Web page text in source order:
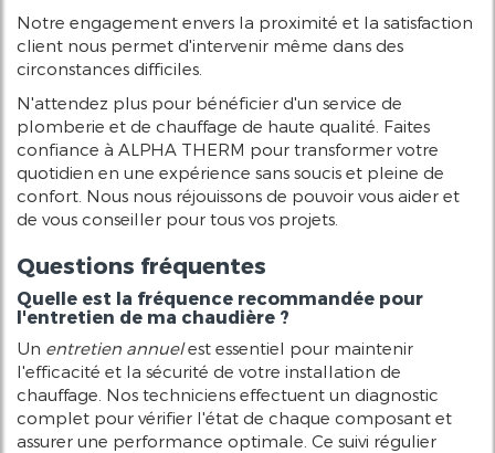
Notre engagement envers la proximité et la satisfaction
client nous permet d'intervenir même dans des
circonstances difficiles.
N'attendez plus pour bénéficier d'un service de
plomberie et de chauffage de haute qualité. Faites
confiance à ALPHA THERM pour transformer votre
quotidien en une expérience sans soucis et pleine de
confort. Nous nous réjouissons de pouvoir vous aider et
de vous conseiller pour tous vos projets.
Questions fréquentes
Quelle est la fréquence recommandée pour
l'entretien de ma chaudière ?
Un entretien annuelest essentiel pour maintenir
l'efficacité et la sécurité de votre installation de
chauffage. Nos techniciens effectuent un diagnostic
complet pour vérifier l'état de chaque composant et
assurer une performance optimale. Ce suivi régulier